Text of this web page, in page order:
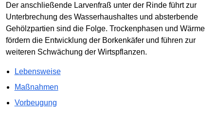
Der anschließende Larvenfraß unter der Rinde führt zur
Unterbrechung des Wasserhaushaltes und absterbende
Gehölzpartien sind die Folge. Trockenphasen und Wärme
fördern die Entwicklung der Borkenkäfer und führen zur
weiteren Schwächung der Wirtspflanzen.
Lebensweise
Maßnahmen
Vorbeugung